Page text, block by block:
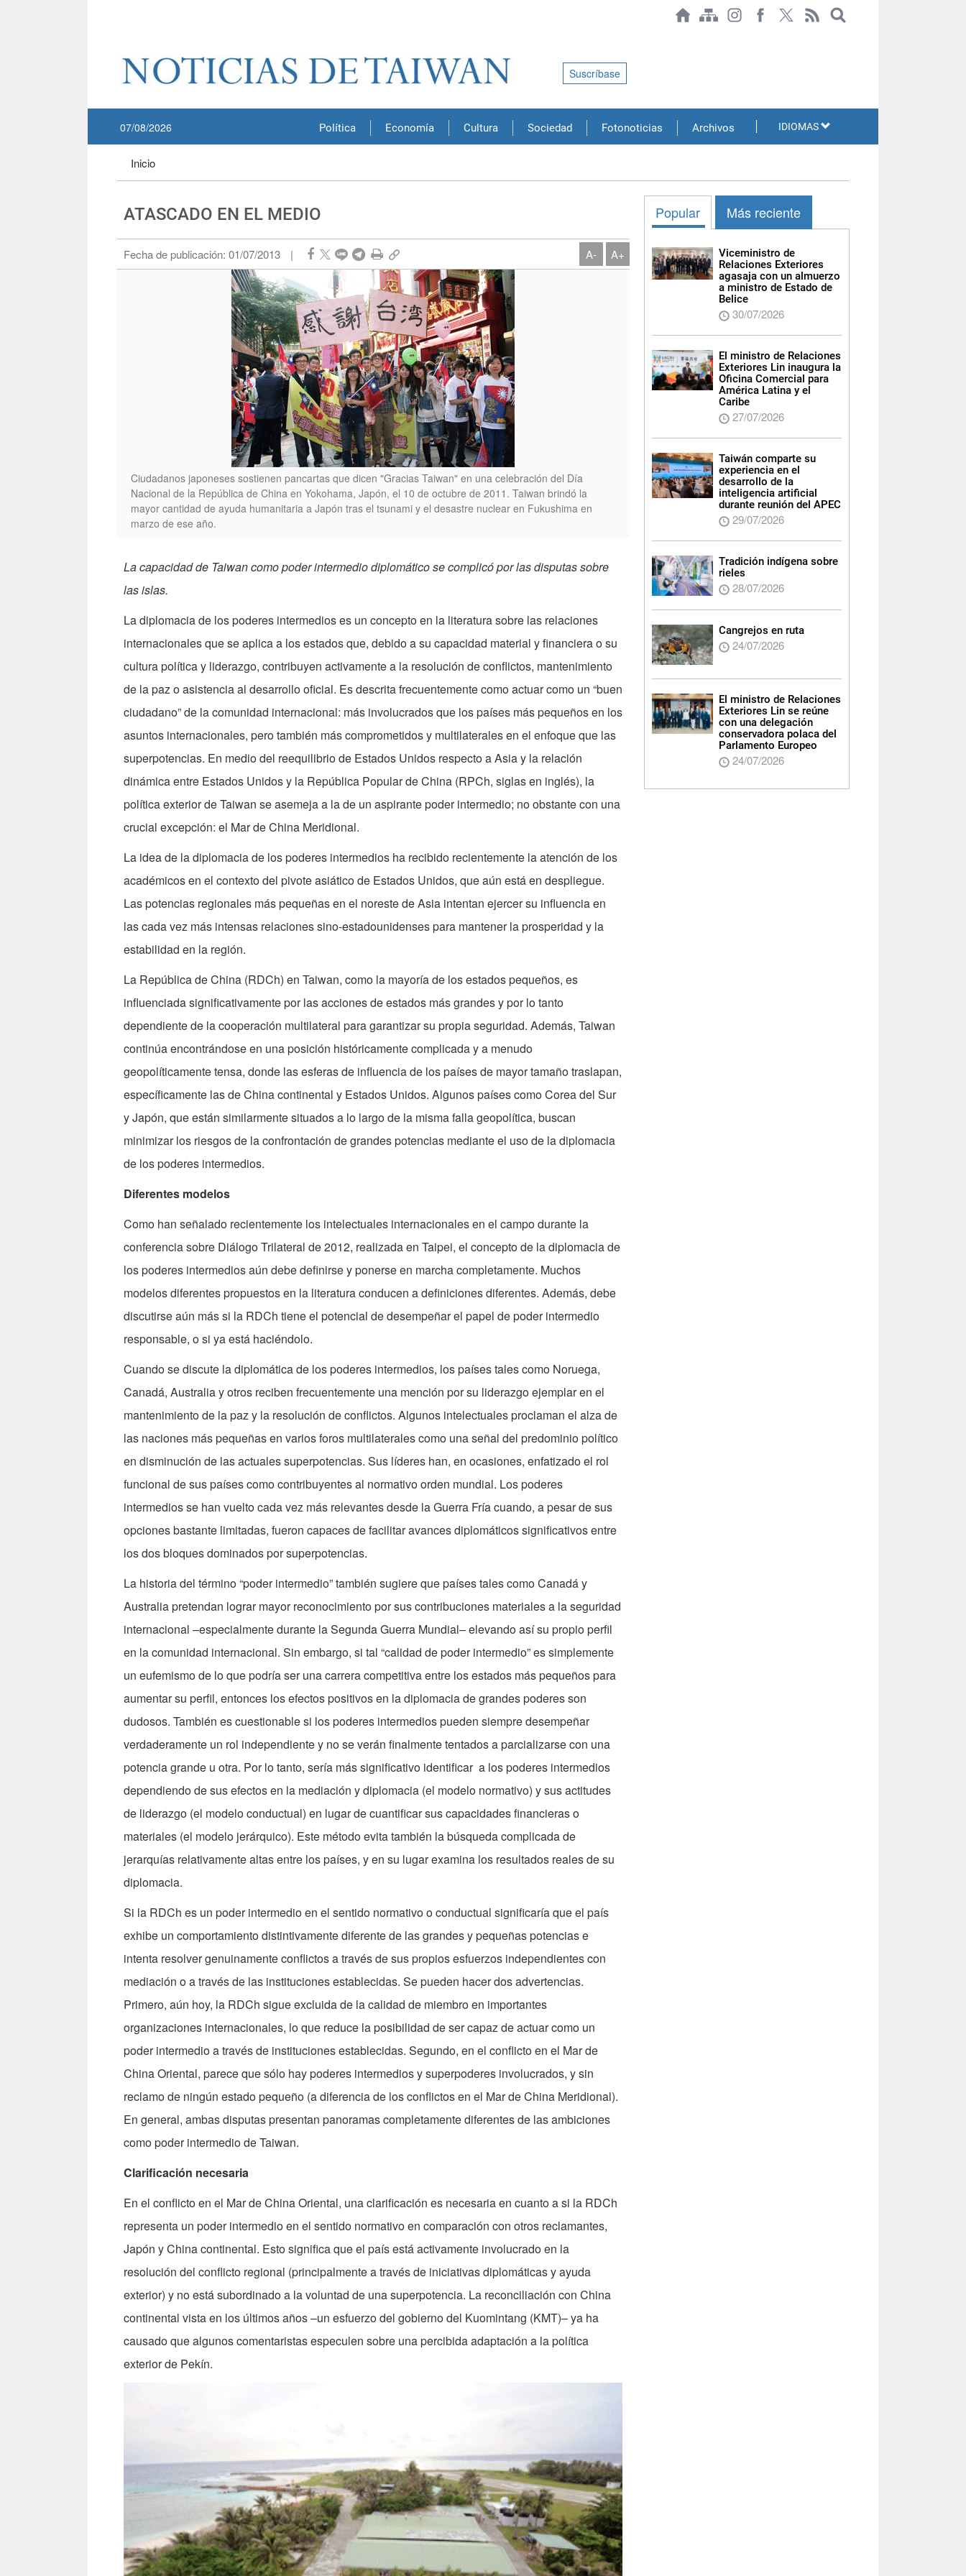
Política Economía Cultura Sociedad Fotonoticias Archivos
07/08/2026
Suscríbase
IDIOMAS
Inicio
ATASCADO EN EL MEDIO
Fecha de publicación: 01/07/2013 | A- A+
Ciudadanos japoneses sostienen pancartas que dicen "Gracias Taiwan" en una celebración del Día
Nacional de la República de China en Yokohama, Japón, el 10 de octubre de 2011. Taiwan brindó la
mayor cantidad de ayuda humanitaria a Japón tras el tsunami y el desastre nuclear en Fukushima en
marzo de ese año.
La capacidad de Taiwan como poder intermedio diplomático se complicó por las disputas sobre
las islas.
La diplomacia de los poderes intermedios es un concepto en la literatura sobre las relaciones
internacionales que se aplica a los estados que, debido a su capacidad material y financiera o su
cultura política y liderazgo, contribuyen activamente a la resolución de conflictos, mantenimiento
de la paz o asistencia al desarrollo oficial. Es descrita frecuentemente como actuar como un “buen
ciudadano” de la comunidad internacional: más involucrados que los países más pequeños en los
asuntos internacionales, pero también más comprometidos y multilaterales en el enfoque que las
superpotencias. En medio del reequilibrio de Estados Unidos respecto a Asia y la relación
dinámica entre Estados Unidos y la República Popular de China (RPCh, siglas en inglés), la
política exterior de Taiwan se asemeja a la de un aspirante poder intermedio; no obstante con una
crucial excepción: el Mar de China Meridional.
La idea de la diplomacia de los poderes intermedios ha recibido recientemente la atención de los
académicos en el contexto del pivote asiático de Estados Unidos, que aún está en despliegue.
Las potencias regionales más pequeñas en el noreste de Asia intentan ejercer su influencia en
las cada vez más intensas relaciones sino-estadounidenses para mantener la prosperidad y la
estabilidad en la región.
La República de China (RDCh) en Taiwan, como la mayoría de los estados pequeños, es
influenciada significativamente por las acciones de estados más grandes y por lo tanto
dependiente de la cooperación multilateral para garantizar su propia seguridad. Además, Taiwan
continúa encontrándose en una posición históricamente complicada y a menudo
geopolíticamente tensa, donde las esferas de influencia de los países de mayor tamaño traslapan,
específicamente las de China continental y Estados Unidos. Algunos países como Corea del Sur
y Japón, que están similarmente situados a lo largo de la misma falla geopolítica, buscan
minimizar los riesgos de la confrontación de grandes potencias mediante el uso de la diplomacia
de los poderes intermedios.
Diferentes modelos
Como han señalado recientemente los intelectuales internacionales en el campo durante la
conferencia sobre Diálogo Trilateral de 2012, realizada en Taipei, el concepto de la diplomacia de
los poderes intermedios aún debe definirse y ponerse en marcha completamente. Muchos
modelos diferentes propuestos en la literatura conducen a definiciones diferentes. Además, debe
discutirse aún más si la RDCh tiene el potencial de desempeñar el papel de poder intermedio
responsable, o si ya está haciéndolo.
Cuando se discute la diplomática de los poderes intermedios, los países tales como Noruega,
Canadá, Australia y otros reciben frecuentemente una mención por su liderazgo ejemplar en el
mantenimiento de la paz y la resolución de conflictos. Algunos intelectuales proclaman el alza de
las naciones más pequeñas en varios foros multilaterales como una señal del predominio político
en disminución de las actuales superpotencias. Sus líderes han, en ocasiones, enfatizado el rol
funcional de sus países como contribuyentes al normativo orden mundial. Los poderes
intermedios se han vuelto cada vez más relevantes desde la Guerra Fría cuando, a pesar de sus
opciones bastante limitadas, fueron capaces de facilitar avances diplomáticos significativos entre
los dos bloques dominados por superpotencias.
La historia del término “poder intermedio” también sugiere que países tales como Canadá y
Australia pretendan lograr mayor reconocimiento por sus contribuciones materiales a la seguridad
internacional –especialmente durante la Segunda Guerra Mundial– elevando así su propio perfil
en la comunidad internacional. Sin embargo, si tal “calidad de poder intermedio” es simplemente
un eufemismo de lo que podría ser una carrera competitiva entre los estados más pequeños para
aumentar su perfil, entonces los efectos positivos en la diplomacia de grandes poderes son
dudosos. También es cuestionable si los poderes intermedios pueden siempre desempeñar
verdaderamente un rol independiente y no se verán finalmente tentados a parcializarse con una
potencia grande u otra. Por lo tanto, sería más significativo identificar a los poderes intermedios
dependiendo de sus efectos en la mediación y diplomacia (el modelo normativo) y sus actitudes
de liderazgo (el modelo conductual) en lugar de cuantificar sus capacidades financieras o
materiales (el modelo jerárquico). Este método evita también la búsqueda complicada de
jerarquías relativamente altas entre los países, y en su lugar examina los resultados reales de su
diplomacia.
Si la RDCh es un poder intermedio en el sentido normativo o conductual significaría que el país
exhibe un comportamiento distintivamente diferente de las grandes y pequeñas potencias e
intenta resolver genuinamente conflictos a través de sus propios esfuerzos independientes con
mediación o a través de las instituciones establecidas. Se pueden hacer dos advertencias.
Primero, aún hoy, la RDCh sigue excluida de la calidad de miembro en importantes
organizaciones internacionales, lo que reduce la posibilidad de ser capaz de actuar como un
poder intermedio a través de instituciones establecidas. Segundo, en el conflicto en el Mar de
China Oriental, parece que sólo hay poderes intermedios y superpoderes involucrados, y sin
reclamo de ningún estado pequeño (a diferencia de los conflictos en el Mar de China Meridional).
En general, ambas disputas presentan panoramas completamente diferentes de las ambiciones
como poder intermedio de Taiwan.
Clarificación necesaria
En el conflicto en el Mar de China Oriental, una clarificación es necesaria en cuanto a si la RDCh
representa un poder intermedio en el sentido normativo en comparación con otros reclamantes,
Japón y China continental. Esto significa que el país está activamente involucrado en la
resolución del conflicto regional (principalmente a través de iniciativas diplomáticas y ayuda
exterior) y no está subordinado a la voluntad de una superpotencia. La reconciliación con China
continental vista en los últimos años –un esfuerzo del gobierno del Kuomintang (KMT)– ya ha
causado que algunos comentaristas especulen sobre una percibida adaptación a la política
exterior de Pekín.
Popular Más reciente
Viceministro de
Relaciones Exteriores
agasaja con un almuerzo
a ministro de Estado de
Belice
30/07/2026
El ministro de Relaciones
Exteriores Lin inaugura la
Oficina Comercial para
América Latina y el
Caribe
27/07/2026
Taiwán comparte su
experiencia en el
desarrollo de la
inteligencia artificial
durante reunión del APEC
29/07/2026
Tradición indígena sobre
rieles
28/07/2026
Cangrejos en ruta
24/07/2026
El ministro de Relaciones
Exteriores Lin se reúne
con una delegación
conservadora polaca del
Parlamento Europeo
24/07/2026